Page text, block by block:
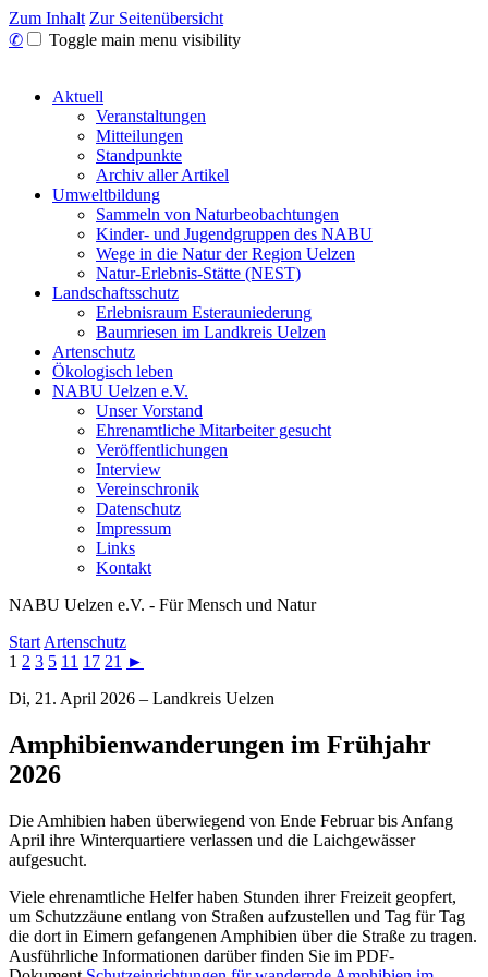
Zum Inhalt Zur Seitenübersicht
✆
Toggle main menu visibility
Aktuell
Veranstaltungen
Mitteilungen
Standpunkte
Archiv aller Artikel
Umweltbildung
Sammeln von Naturbeobachtungen
Kinder- und Jugendgruppen des NABU
Wege in die Natur der Region Uelzen
Natur-Erlebnis-Stätte (NEST)
Landschaftsschutz
Erlebnisraum Esterauniederung
Baumriesen im Landkreis Uelzen
Artenschutz
Ökologisch leben
NABU Uelzen e.V.
Unser Vorstand
Ehrenamtliche Mitarbeiter gesucht
Veröffentlichungen
Interview
Vereinschronik
Datenschutz
Impressum
Links
Kontakt
NABU Uelzen e.V. - Für Mensch und Natur
Start Artenschutz
1 2 3 5 11 17 21 ►
Di, 21. April 2026 – Landkreis Uelzen
Amphibienwanderungen im Frühjahr
2026
Die Amhibien haben überwiegend von Ende Februar bis Anfang
April ihre Winterquartiere verlassen und die Laichgewässer
aufgesucht.
Viele ehrenamtliche Helfer haben Stunden ihrer Freizeit geopfert,
um Schutzzäune entlang von Straßen aufzustellen und Tag für Tag
die dort in Eimern gefangenen Amphibien über die Straße zu tragen.
Ausführliche Informationen darüber finden Sie im PDF-